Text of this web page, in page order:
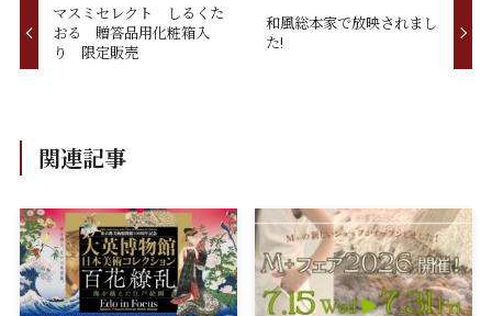
マスミセレクト しるくた
おる 贈答品用化粧箱入
り 限定販売
和風総本家で放映されまし
た!
関連記事